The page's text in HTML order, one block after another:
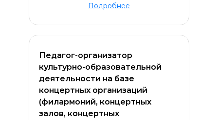
Подробнее
Педагог-организатор
культурно-образовательной
деятельности на базе
концертных организаций
(филармоний, концертных
залов, концертных